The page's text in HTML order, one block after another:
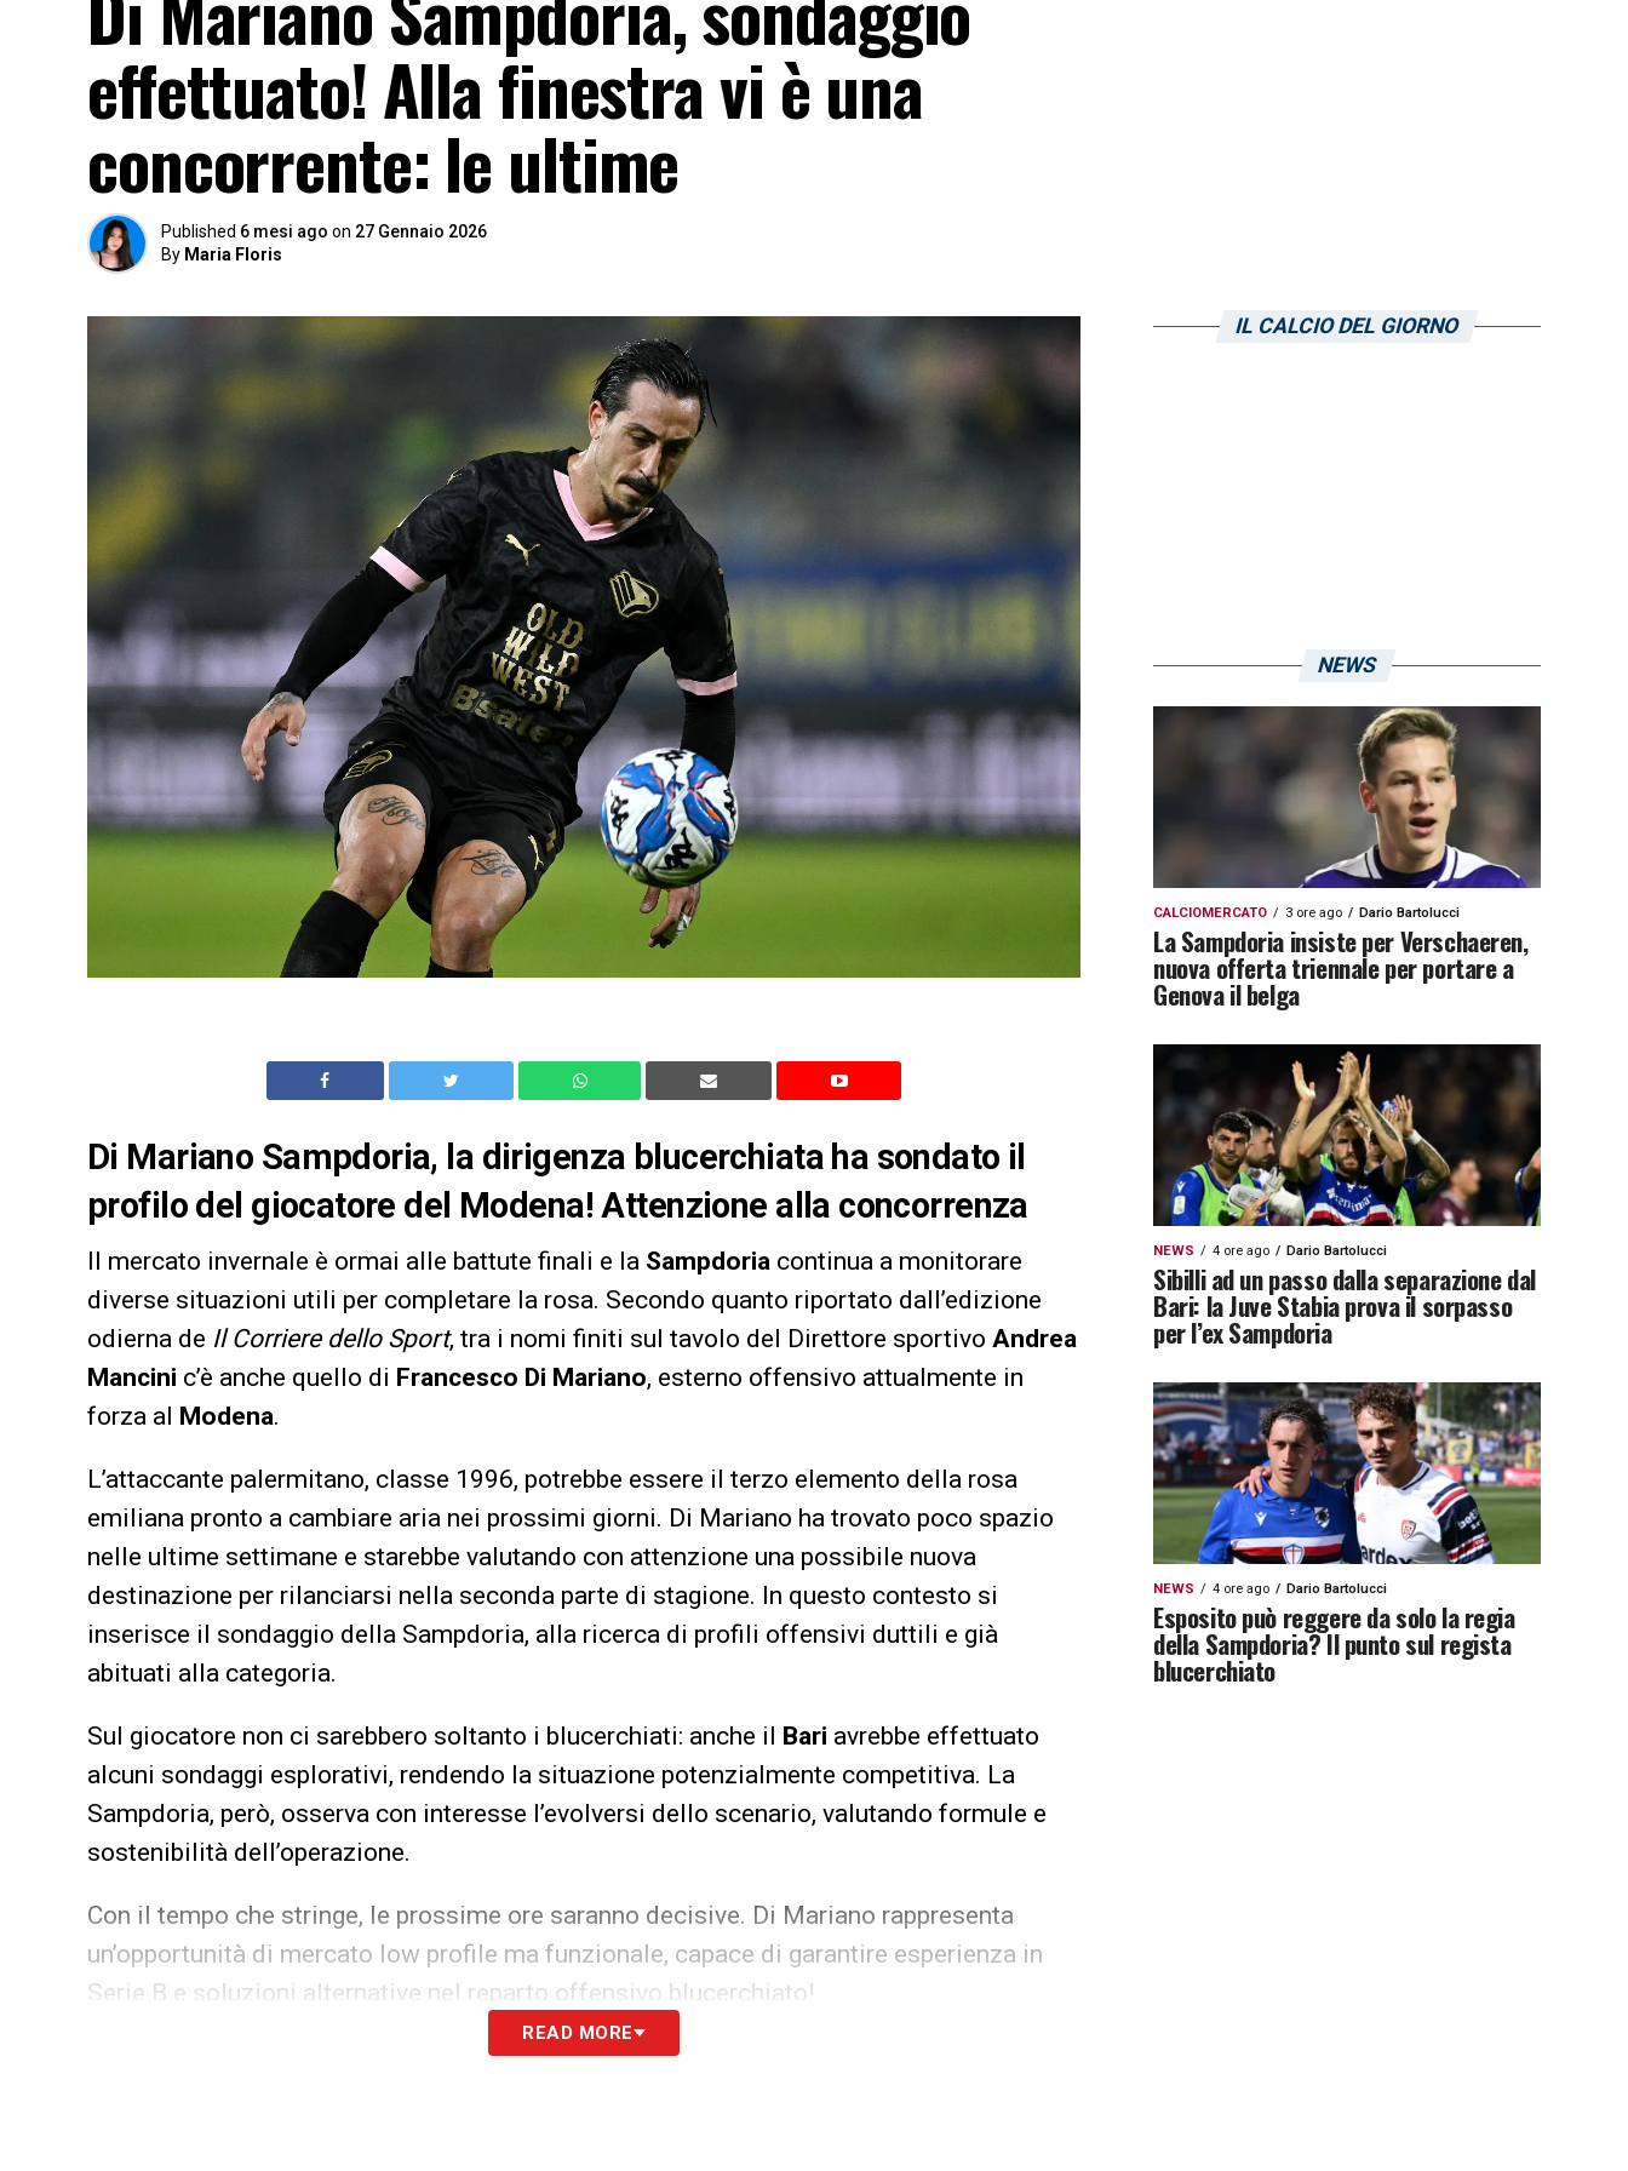
effettuato! Alla finestra vi è una
concorrente: le ultime
Published 6 mesi ago on 27 Gennaio 2026
By Maria Floris
Di Mariano Sampdoria, la dirigenza blucerchiata ha sondato il
profilo del giocatore del Modena! Attenzione alla concorrenza
Il mercato invernale è ormai alle battute finali e la Sampdoria continua a monitorare
diverse situazioni utili per completare la rosa. Secondo quanto riportato dall’edizione
odierna de Il Corriere dello Sport, tra i nomi finiti sul tavolo del Direttore sportivo Andrea
Mancini c’è anche quello di Francesco Di Mariano, esterno offensivo attualmente in
forza al Modena.
L’attaccante palermitano, classe 1996, potrebbe essere il terzo elemento della rosa
emiliana pronto a cambiare aria nei prossimi giorni. Di Mariano ha trovato poco spazio
nelle ultime settimane e starebbe valutando con attenzione una possibile nuova
destinazione per rilanciarsi nella seconda parte di stagione. In questo contesto si
inserisce il sondaggio della Sampdoria, alla ricerca di profili offensivi duttili e già
abituati alla categoria.
Sul giocatore non ci sarebbero soltanto i blucerchiati: anche il Bari avrebbe effettuato
alcuni sondaggi esplorativi, rendendo la situazione potenzialmente competitiva. La
Sampdoria, però, osserva con interesse l’evolversi dello scenario, valutando formule e
sostenibilità dell’operazione.
Con il tempo che stringe, le prossime ore saranno decisive. Di Mariano rappresenta
un’opportunità di mercato low profile ma funzionale, capace di garantire esperienza in
Serie B e soluzioni alternative nel reparto offensivo blucerchiato!
Sampdoria Spezia, Viti verso il forfait? Ecco cosa filtra in vista della
READ MORE
IL CALCIO DEL GIORNO
NEWS
CALCIOMERCATO 3 ore ago Dario Bartolucci
La Sampdoria insiste per Verschaeren,
nuova offerta triennale per portare a
Genova il belga
NEWS 4 ore ago Dario Bartolucci
Sibilli ad un passo dalla separazione dal
Bari: la Juve Stabia prova il sorpasso
per l’ex Sampdoria
NEWS 4 ore ago Dario Bartolucci
Esposito può reggere da solo la regia
della Sampdoria? Il punto sul regista
blucerchiato